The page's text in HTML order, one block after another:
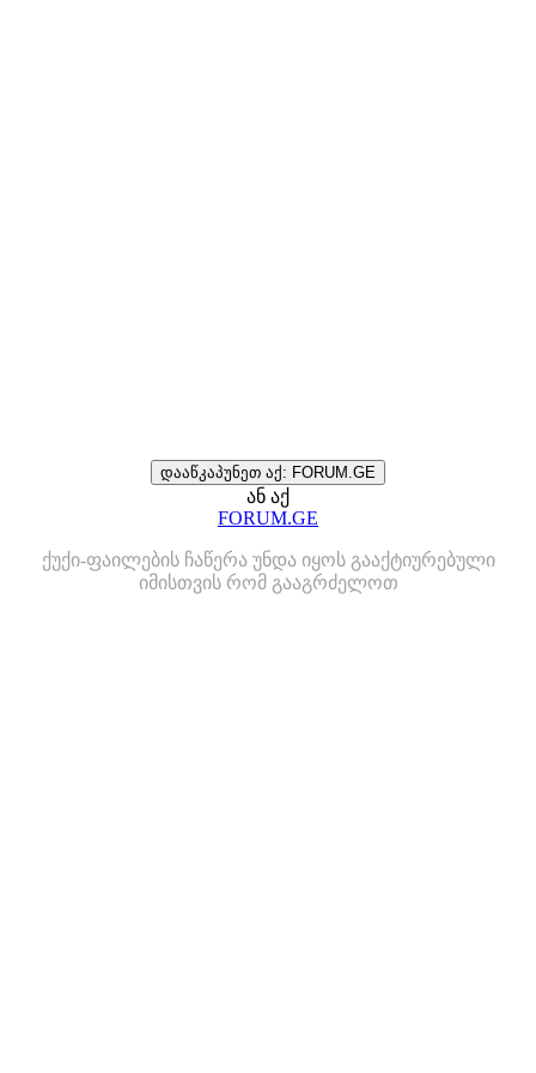
დააწკაპუნეთ აქ: FORUM.GE
ან აქ
FORUM.GE
ქუქი-ფაილების ჩაწერა უნდა იყოს გააქტიურებული
იმისთვის რომ გააგრძელოთ